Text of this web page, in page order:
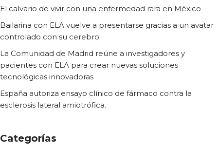
El calvario de vivir con una enfermedad rara en México
Bailarina con ELA vuelve a presentarse gracias a un avatar
controlado con su cerebro
La Comunidad de Madrid reúne a investigadores y
pacientes con ELA para crear nuevas soluciones
tecnológicas innovadoras
España autoriza ensayo clínico de fármaco contra la
esclerosis lateral amiotrófica.
Categorías